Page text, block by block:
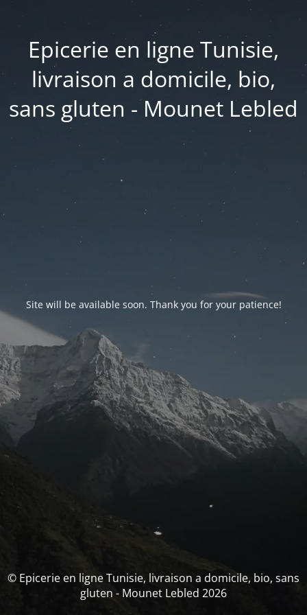
Epicerie en ligne Tunisie,
livraison a domicile, bio,
sans gluten - Mounet Lebled
Site will be available soon. Thank you for your patience!
© Epicerie en ligne Tunisie, livraison a domicile, bio, sans
gluten - Mounet Lebled 2026